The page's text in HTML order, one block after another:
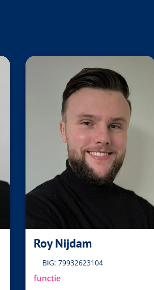
Roy Nijdam
BIG: 79932623104
functie